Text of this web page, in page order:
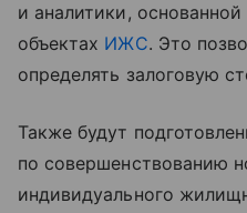
и аналитики,
объектах ИЖС. Это
определять залоговую
Также будут
по совершенствованию
индивидуального